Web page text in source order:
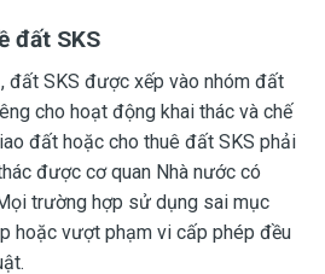
đất SKS
đất SKS được xếp vào nhóm đất
cho hoạt động khai thác và chế
đất hoặc cho thuê đất SKS phải
được cơ quan Nhà nước có
trường hợp sử dụng sai mục
hoặc vượt phạm vi cấp phép đều